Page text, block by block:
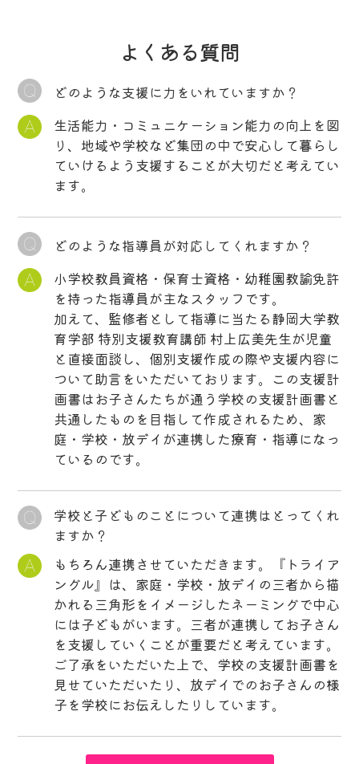
よくある質問
どのような支援に力をいれていますか？
生活能力・コミュニケーション能力の向上を図
り、地域や学校など集団の中で安心して暮らし
ていけるよう支援することが大切だと考えてい
ます。
どのような指導員が対応してくれますか？
小学校教員資格・保育士資格・幼稚園教諭免許
を持った指導員が主なスタッフです。
加えて、監修者として指導に当たる静岡大学教
育学部 特別支援教育講師 村上広美先生が児童
と直接面談し、個別支援作成の際や支援内容に
ついて助言をいただいております。この支援計
画書はお子さんたちが通う学校の支援計画書と
共通したものを目指して作成されるため、家
庭・学校・放デイが連携した療育・指導になっ
ているのです。
学校と子どものことについて連携はとってくれ
ますか？
もちろん連携させていただきます。『トライア
ングル』は、家庭・学校・放デイの三者から描
かれる三角形をイメージしたネーミングで中心
には子どもがいます。三者が連携してお子さん
を支援していくことが重要だと考えています。
ご了承をいただいた上で、学校の支援計画書を
見せていただいたり、放デイでのお子さんの様
子を学校にお伝えしたりしています。